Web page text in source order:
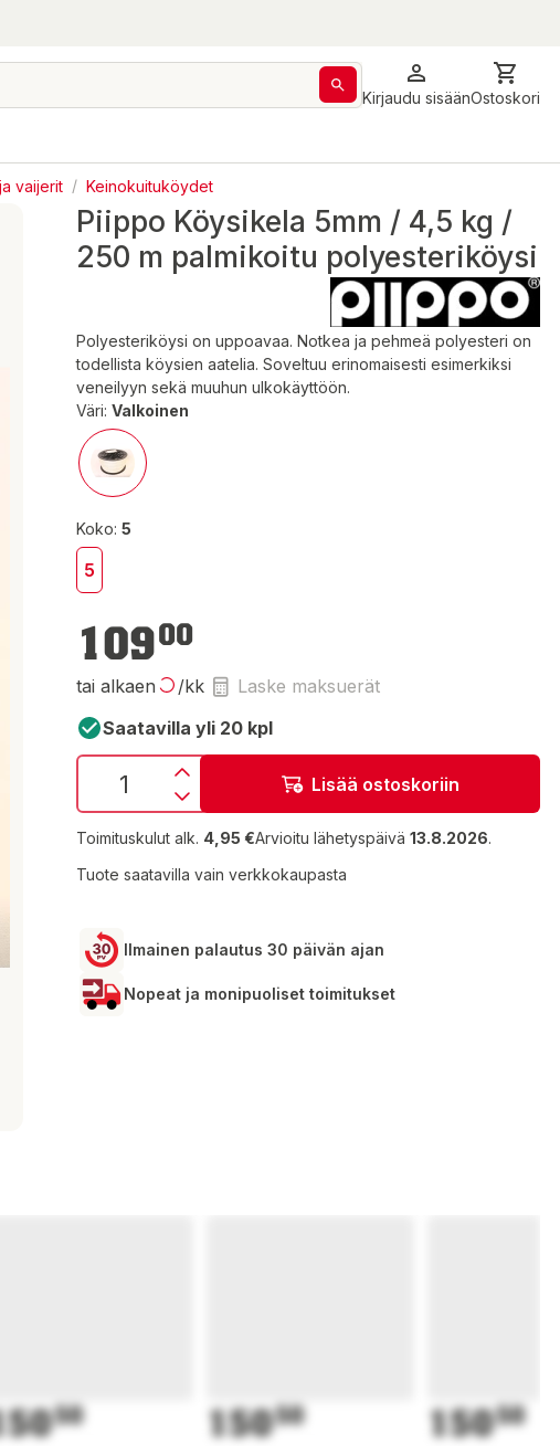
Kirjaudu sisäänOstoskori
vaijerit / Keinokuituköydet
Piippo Köysikela 5mm / 4,5 kg /
250 m palmikoitu polyesteriköysi
Polyesteriköysi on uppoavaa. Notkea ja pehmeä polyesteri on
todellista köysien aatelia. Soveltuu erinomaisesti esimerkiksi
veneilyyn sekä muuhun ulkokäyttöön.
Väri: Valkoinen
Koko: 5
5
109,00 €
10900
tai alkaen /kk
Laske maksuerät
Saatavilla yli 20 kpl
Lisää ostoskoriin
Toimituskulut alk. 4,95 €Arvioitu lähetyspäivä 13.8.2026.
Tuote saatavilla vain verkkokaupasta
Ilmainen palautus 30 päivän ajan
Nopeat ja monipuoliset toimitukset
50 15050 15050